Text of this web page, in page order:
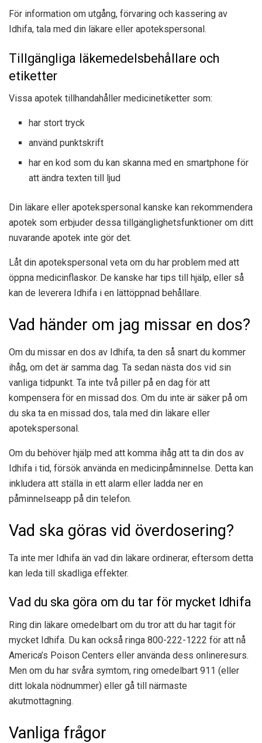
För information om utgång, förvaring och kassering av
Idhifa, tala med din läkare eller apotekspersonal.
Tillgängliga läkemedelsbehållare och
etiketter
Vissa apotek tillhandahåller medicinetiketter som:
har stort tryck
använd punktskrift
har en kod som du kan skanna med en smartphone för
att ändra texten till ljud
Din läkare eller apotekspersonal kanske kan rekommendera
apotek som erbjuder dessa tillgänglighetsfunktioner om ditt
nuvarande apotek inte gör det.
Låt din apotekspersonal veta om du har problem med att
öppna medicinflaskor. De kanske har tips till hjälp, eller så
kan de leverera Idhifa i en lättöppnad behållare.
Vad händer om jag missar en dos?
Om du missar en dos av Idhifa, ta den så snart du kommer
ihåg, om det är samma dag. Ta sedan nästa dos vid sin
vanliga tidpunkt. Ta inte två piller på en dag för att
kompensera för en missad dos. Om du inte är säker på om
du ska ta en missad dos, tala med din läkare eller
apotekspersonal.
Om du behöver hjälp med att komma ihåg att ta din dos av
Idhifa i tid, försök använda en medicinpåminnelse. Detta kan
inkludera att ställa in ett alarm eller ladda ner en
påminnelseapp på din telefon.
Vad ska göras vid överdosering?
Ta inte mer Idhifa än vad din läkare ordinerar, eftersom detta
kan leda till skadliga effekter.
Vad du ska göra om du tar för mycket Idhifa
Ring din läkare omedelbart om du tror att du har tagit för
mycket Idhifa. Du kan också ringa 800-222-1222 för att nå
America’s Poison Centers eller använda dess onlineresurs.
Men om du har svåra symtom, ring omedelbart 911 (eller
ditt lokala nödnummer) eller gå till närmaste
akutmottagning.
Vanliga frågor